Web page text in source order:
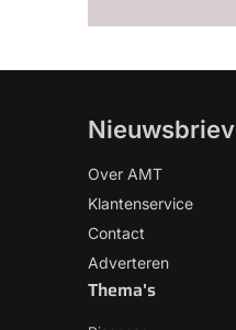
Over AMT
Klantenservice
Contact
Adverteren
Thema's